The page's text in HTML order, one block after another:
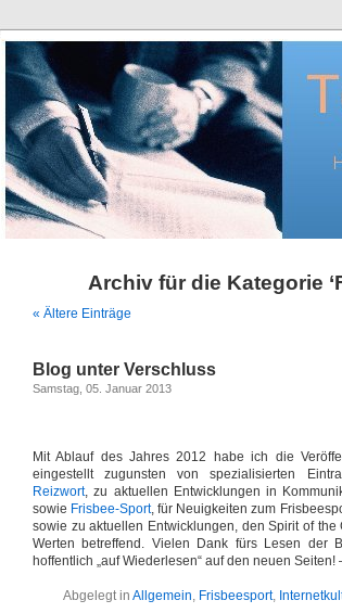
Archiv für die Kategorie
« Ältere Einträge
Blog unter Verschluss
Samstag, 05. Januar 2013
Mit Ablauf des Jahres 2012 habe ich die
eingestellt zugunsten von spezialisierten
Reizwort, zu aktuellen Entwicklungen in
sowie Frisbee-Sport, für Neuigkeiten zum
sowie zu aktuellen Entwicklungen, den Spirit of the
Werten betreffend. Vielen Dank fürs Lesen der
hoffentlich „auf Wiederlesen“ auf den neuen
Abgelegt in Allgemein, Frisbeesport,